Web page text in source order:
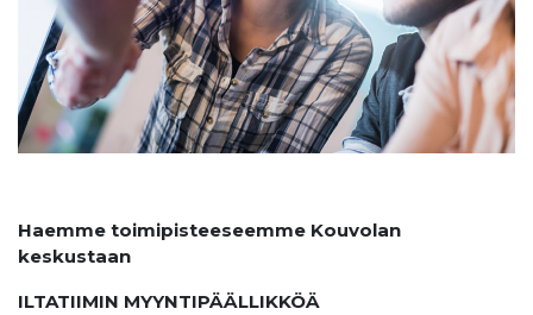
Haemme toimipisteeseemme Kouvolan
keskustaan
ILTATIIMIN MYYNTIPÄÄLLIKKÖÄ